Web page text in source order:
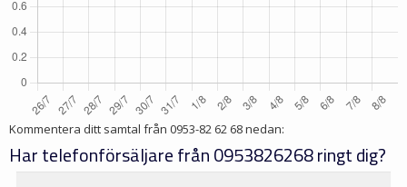
Kommentera ditt samtal från 0953-82 62 68nedan:
Har telefonförsäljare från 0953826268 ringt dig?